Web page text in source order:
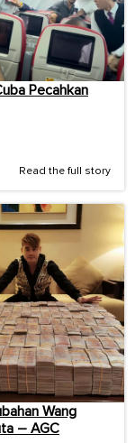
Pecahkan
Read the full story
Wang
– AGC